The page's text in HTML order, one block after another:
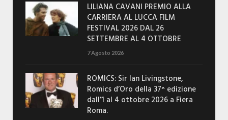
LILIANA CAVANI PREMIO ALLA
CARRIERA AL LUCCA FILM
FESTIVAL 2026 DAL 26
SETTEMBRE AL 4 OTTOBRE
7 Agosto 2026
ROMICS: Sir Ian Livingstone,
Romics d’Oro della 37^ edizione
dall’1 al 4 ottobre 2026 a Fiera
Roma.